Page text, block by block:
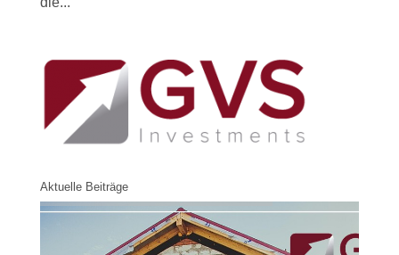
Aktuelle Beiträge